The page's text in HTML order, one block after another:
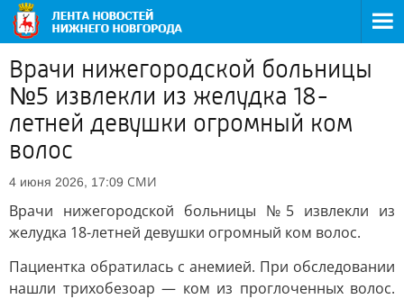
Врачи нижегородской больницы
№5 извлекли из желудка 18-
летней девушки огромный ком
волос
4 июня 2026, 17:09 СМИ
Врачи нижегородской больницы №5 извлекли из
желудка 18-летней девушки огромный ком волос.
Пациентка обратилась с анемией. При обследовании
нашли трихобезоар — ком из проглоченных волос.